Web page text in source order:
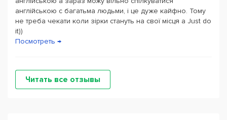
англійською с багатьма людьми, і це дуже кайфно. Тому
не треба чекати коли зірки стануть на свої місця а Just do
it))
Посмотреть →
Читать все отзывы